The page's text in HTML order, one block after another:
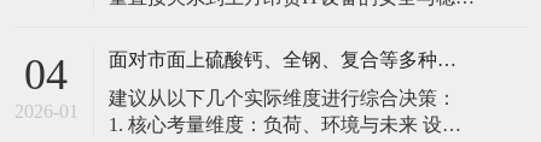
修，是保障其长期可靠的关键。 1. 建立分
由值班工程师执行）： 观： 巡检时观察地
面有无明显的水渍、油污或其它液体泼
04
2026-01
面对市面上硫酸钙、全钢、复合等多种类型的机房防静电地板，我们该如何科学选型？除了预算，更应该从哪些实际维度进行考量，以避免“过度配置”或“配置不足”？
建议从以下几个实际维度进行综合决策：
1. 核心考量维度：负荷、环境与未来 设备